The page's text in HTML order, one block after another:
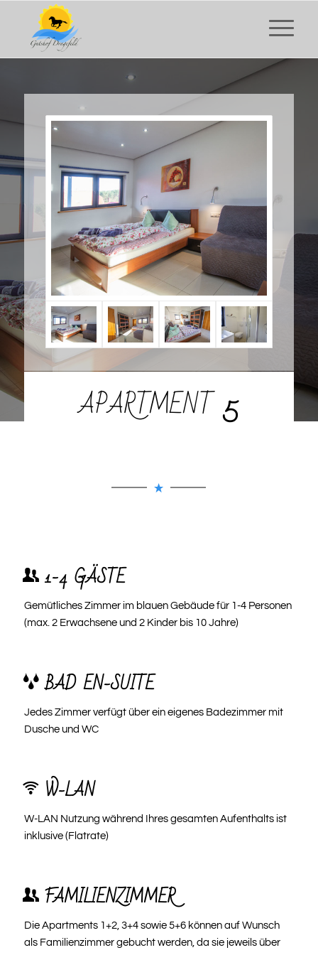
APARTMENT5
1-4 GÄSTE
Gemütliches Zimmer im blauen Gebäude für 1-4 Personen
(max. 2 Erwachsene und 2 Kinder bis 10 Jahre)
BAD EN-SUITE
Jedes Zimmer verfügt über ein eigenes Badezimmer mit
Dusche und WC
W-LAN
W-LAN Nutzung während Ihres gesamten Aufenthalts ist
inklusive (Flatrate)
FAMILIENZIMMER
Die Apartments 1+2, 3+4 sowie 5+6 können auf Wunsch
als Familienzimmer gebucht werden, da sie jeweils über